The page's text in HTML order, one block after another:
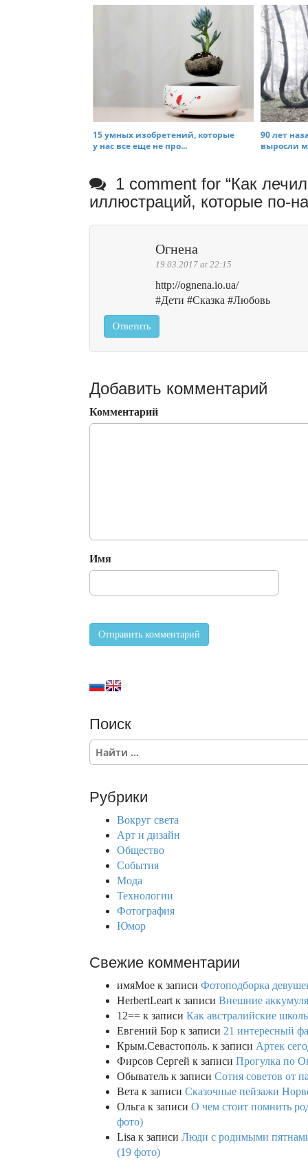
15 умных изобретений, которые
у нас все еще не про...
90 лет
выросли
1 comment for “Как
иллюстраций, которые по-
Огнена
19.03.2017 at 22:15
http://ognena.io.ua/
#Дети #Сказка #Любовь
Ответить
Добавить комментарий
Комментарий
Имя
Поиск
S
e
c
Рубрики
Вокруг света
Арт и дизайн
Общество
События
Мода
Технологии
Фотография
Юмор
Свежие комментарии
имяМое к записи Фотоподборка
HerbertLeart к записи Внешние
12== к записи Как австралийские
Евгений Бор к записи 21 интересный
Крым.Севастополь. к записи Артек
Фирсов Сергей к записи Прогулка по
Обыватель к записи Сотня советов от
Вета к записи Сказочные пейзажи
Ольга к записи О чем стоит помнить
фото)
Lisa к записи Люди с родимыми
(19 фото)